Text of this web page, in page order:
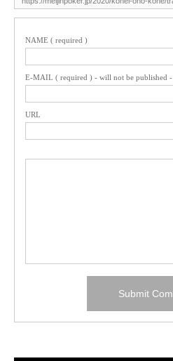
NAME ( required )
E-MAIL ( required ) - will not be published -
URL